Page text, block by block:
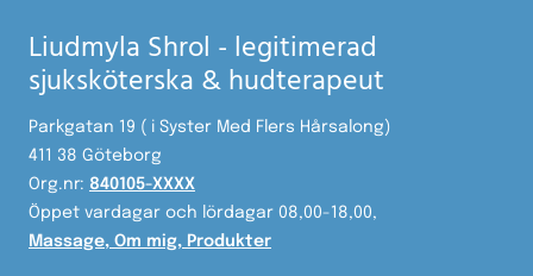
Liudmyla Shrol - legitimerad
sjuksköterska & hudterapeut
Parkgatan 19 ( i Syster Med Flers Hårsalong)
411 38 Göteborg
Org.nr: 840105-XXXX
Öppet vardagar och lördagar 08,00-18,00,
Massage, Om mig, Produkter